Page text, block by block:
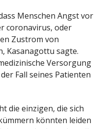
Menschen Angst vor
coronavirus, oder
Zustrom von
Kasanagottu sagte.
Versorgung
Fall seines Patienten
die einzigen, die sich
könnten leiden